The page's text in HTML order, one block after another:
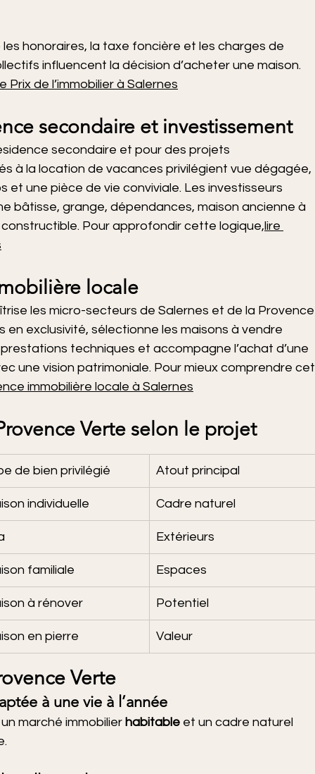
honoraires, la taxe foncière et les charges de
influencent la décision d’acheter une maison.
Prix de l’immobilier à Salernes
secondaire et investissement
secondaire et pour des projets
à la location de vacances privilégient vue dégagée,
et une pièce de vie conviviale. Les investisseurs
bâtisse, grange, dépendances, maison ancienne à
Pour approfondir cette logique, lire
locale
les micro-secteurs de Salernes et de la Provence
en exclusivité, sélectionne les maisons à vendre
techniques et accompagne l’achat d’une
une vision patrimoniale. Pour mieux comprendre cet
immobilière locale à Salernes
Verte selon le projet
de bien privilégié Atout principal
individuelle Cadre naturel
Extérieurs
familiale Espaces
à rénover Potentiel
en pierre Valeur
Verte
à une vie à l’année
un marché immobilier habitable et un cadre naturel